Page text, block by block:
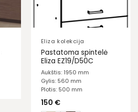
Eliza kolekcija
Pastatoma spintelė
Eliza EZ19/D50C
Aukštis: 1950 mm
Gylis: 560 mm
Plotis: 500 mm
150 €